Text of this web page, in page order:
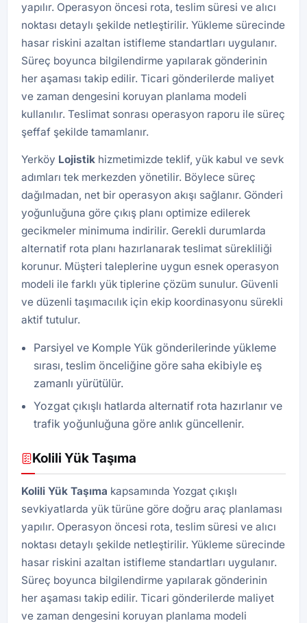
yapılır. Operasyon öncesi rota, teslim süresi ve alıcı
noktası detaylı şekilde netleştirilir. Yükleme sürecinde
hasar riskini azaltan istifleme standartları uygulanır.
Süreç boyunca bilgilendirme yapılarak gönderinin
her aşaması takip edilir. Ticari gönderilerde maliyet
ve zaman dengesini koruyan planlama modeli
kullanılır. Teslimat sonrası operasyon raporu ile süreç
şeffaf şekilde tamamlanır.
Yerköy Lojistik hizmetimizde teklif, yük kabul ve sevk
adımları tek merkezden yönetilir. Böylece süreç
dağılmadan, net bir operasyon akışı sağlanır. Gönderi
yoğunluğuna göre çıkış planı optimize edilerek
gecikmeler minimuma indirilir. Gerekli durumlarda
alternatif rota planı hazırlanarak teslimat sürekliliği
korunur. Müşteri taleplerine uygun esnek operasyon
modeli ile farklı yük tiplerine çözüm sunulur. Güvenli
ve düzenli taşımacılık için ekip koordinasyonu sürekli
aktif tutulur.
Parsiyel ve Komple Yük gönderilerinde yükleme
sırası, teslim önceliğine göre saha ekibiyle eş
zamanlı yürütülür.
Yozgat çıkışlı hatlarda alternatif rota hazırlanır ve
trafik yoğunluğuna göre anlık güncellenir.
Kolili Yük Taşıma
Kolili Yük Taşıma kapsamında Yozgat çıkışlı
sevkiyatlarda yük türüne göre doğru araç planlaması
yapılır. Operasyon öncesi rota, teslim süresi ve alıcı
noktası detaylı şekilde netleştirilir. Yükleme sürecinde
hasar riskini azaltan istifleme standartları uygulanır.
Süreç boyunca bilgilendirme yapılarak gönderinin
her aşaması takip edilir. Ticari gönderilerde maliyet
ve zaman dengesini koruyan planlama modeli